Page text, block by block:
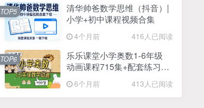
清华帅爸数学思维（抖音）|
小学+初中课程视频合集
4个月前 416人已阅读
TOP5
乐乐课堂小学奥数1-6年级
动画课程715集+配套练习册
6个月前 413人已阅读
TOP6